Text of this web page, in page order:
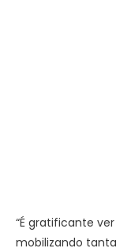
“É gratificante
mobilizando